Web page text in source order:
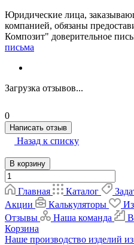
Юридические лица,
компанией, обязаны
Композит" доверительное
письма
Загрузка отзывов...
0
Написать отзыв
Назад к списку
В корзину
Главная Каталог
Акции
Калькуляторы
Отзывы
Наша команда
Корзина
Наше производство изделий из